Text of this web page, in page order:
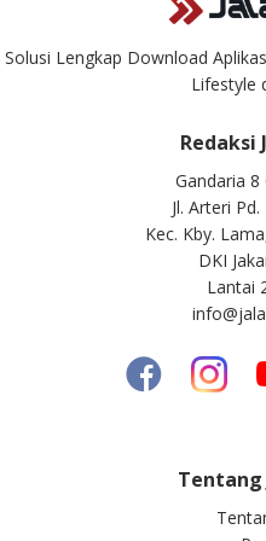
Solusi Lengkap Download
Lifestyle
Redaksi
Gandaria
Jl. Arteri
Kec. Kby.
DKI
Lantai